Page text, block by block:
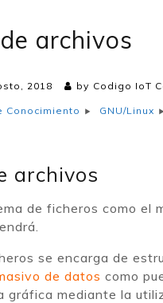
archivos
2018 by Codigo IoT
Conocimiento GNU/Linux
archivos
de ficheros como el
se encarga de
de datos como
gráfica mediante la